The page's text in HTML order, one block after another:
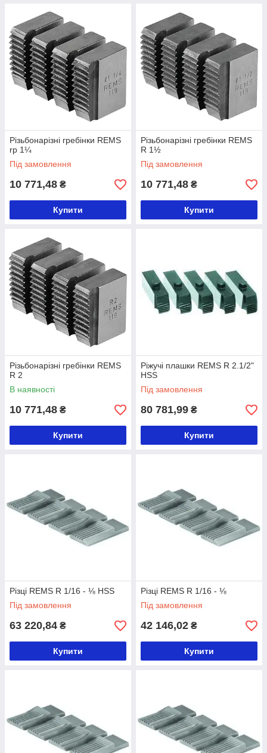
Різьбонарізні гребінки REMS
rp 1¼
Під замовлення
10 771,48 ₴
Купити
Різьбонарізні гребінки REMS
R 1½
Під замовлення
10 771,48 ₴
Купити
Різьбонарізні гребінки REMS
R 2
В наявності
10 771,48 ₴
Купити
Ріжучі плашки REMS R 2.1/2"
HSS
Під замовлення
80 781,99 ₴
Купити
Різці REMS R 1/16 - ⅛ HSS
Під замовлення
63 220,84 ₴
Купити
Різці REMS R 1/16 - ⅛
Під замовлення
42 146,02 ₴
Купити